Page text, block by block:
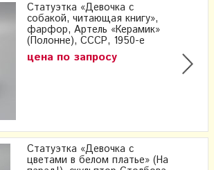
Статуэтка «Девочка с
собакой, читающая книгу»,
фарфор, Артель «Керамик»
(Полонне), СССР, 1950-е
цена по запросу
Статуэтка «Девочка с
цветами в белом платье» (На